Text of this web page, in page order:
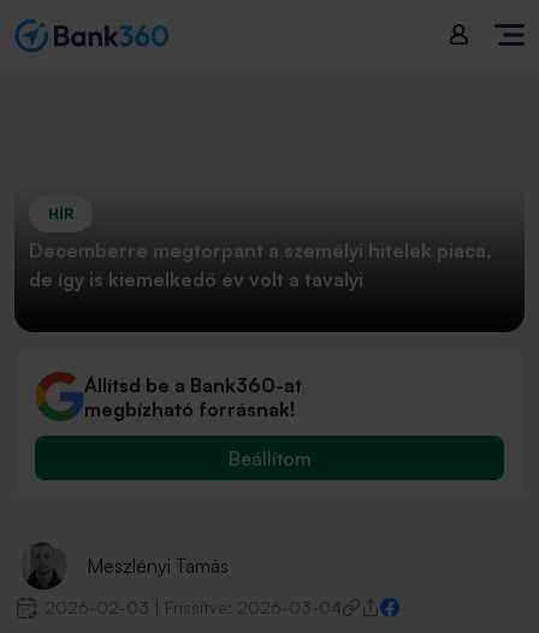
HÍR
Decemberre megtorpant a személyi hitelek piaca,
de így is kiemelkedő év volt a tavalyi
Állítsd be a Bank360-at
megbízható forrásnak!
Beállítom
Meszlényi Tamás
2026-02-03 Frissítve: 2026-03-04